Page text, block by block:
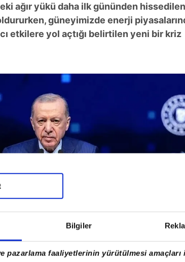
Bilgiler
pazarlama faaliyetlerinin yürütülmesi amaçları
ağır yükü daha ilk gününden hissedilen
güneyimizde enerji
etkilere yol açtığı belirtilen yeni bir kriz